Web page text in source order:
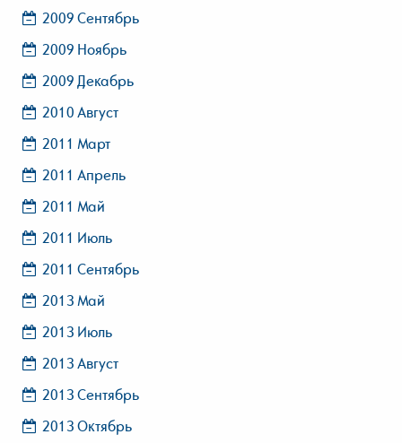
2009 Сентябрь
2009 Ноябрь
2009 Декабрь
2010 Август
2011 Март
2011 Апрель
2011 Май
2011 Июль
2011 Сентябрь
2013 Май
2013 Июль
2013 Август
2013 Сентябрь
2013 Октябрь